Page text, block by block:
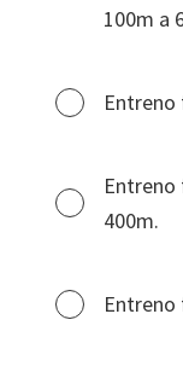
100m a
Entreno
Entreno
400m.